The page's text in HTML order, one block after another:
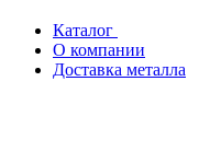
Каталог
О компании
Доставка металла